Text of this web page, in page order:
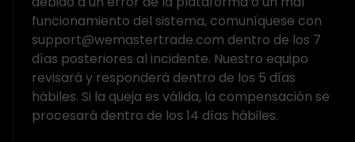
funcionamiento del sistema, comuníquese con
support@wemastertrade.com dentro de los 7
días posteriores al incidente. Nuestro equipo
revisará y responderá dentro de los 5 días
hábiles. Si la queja es válida, la compensación se
procesará dentro de los 14 días hábiles.